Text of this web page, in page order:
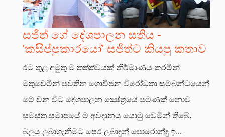
සජිත් ගේ දේශපාලන සතිය -
'කසිප්පුකාරයෝ' සජිත්ට කියපු කතාව
රට තුළ අමුතු ම තත්ත්වයක් නිර්මාණය කරමින්
මතුවෙමින් පවතින ගොවිජන විරෝධතා සම්බන්ධයෙන්
මේ වන විට දේශපාලන ක්‍ෂේත්‍රයේ පමණක් නොව
සමස්ත සමාජයේ ම අවදානය යොමු වෙමින් තිබේ.
බලය ලබාගැනීමට පෙර ලබාදුන් පොරොන්දු ඉ...